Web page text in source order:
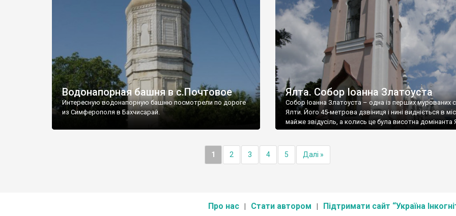
Водонапорная башня в с.Почтовое
Интересную водонапорную башню посмотрели по дороге
из Симферополя в Бахчисарай.
Ялта. Собор Іоанна Златоуста
Собор Іоанна Златоуста – одна із перших мурованих
Ялти. Його 45-метрова дзвіниця і нині видніється в
майже звідусіль, а колись це була висотна домінанта
1 2 3 4 5 Далі »
Про нас Стати автором Підтримати сайт “Україна